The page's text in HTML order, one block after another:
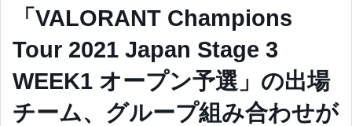
「VALORANT Champions
Tour 2021 Japan Stage 3
WEEK1 オープン予選」の出場
チーム、グループ組み合わせが